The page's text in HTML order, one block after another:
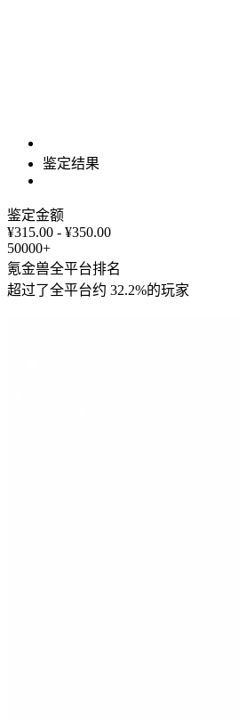
鉴定结果
鉴定金额
¥315.00 - ¥350.00
50000+
氪金兽全平台排名
超过了全平台约 32.2%的玩家